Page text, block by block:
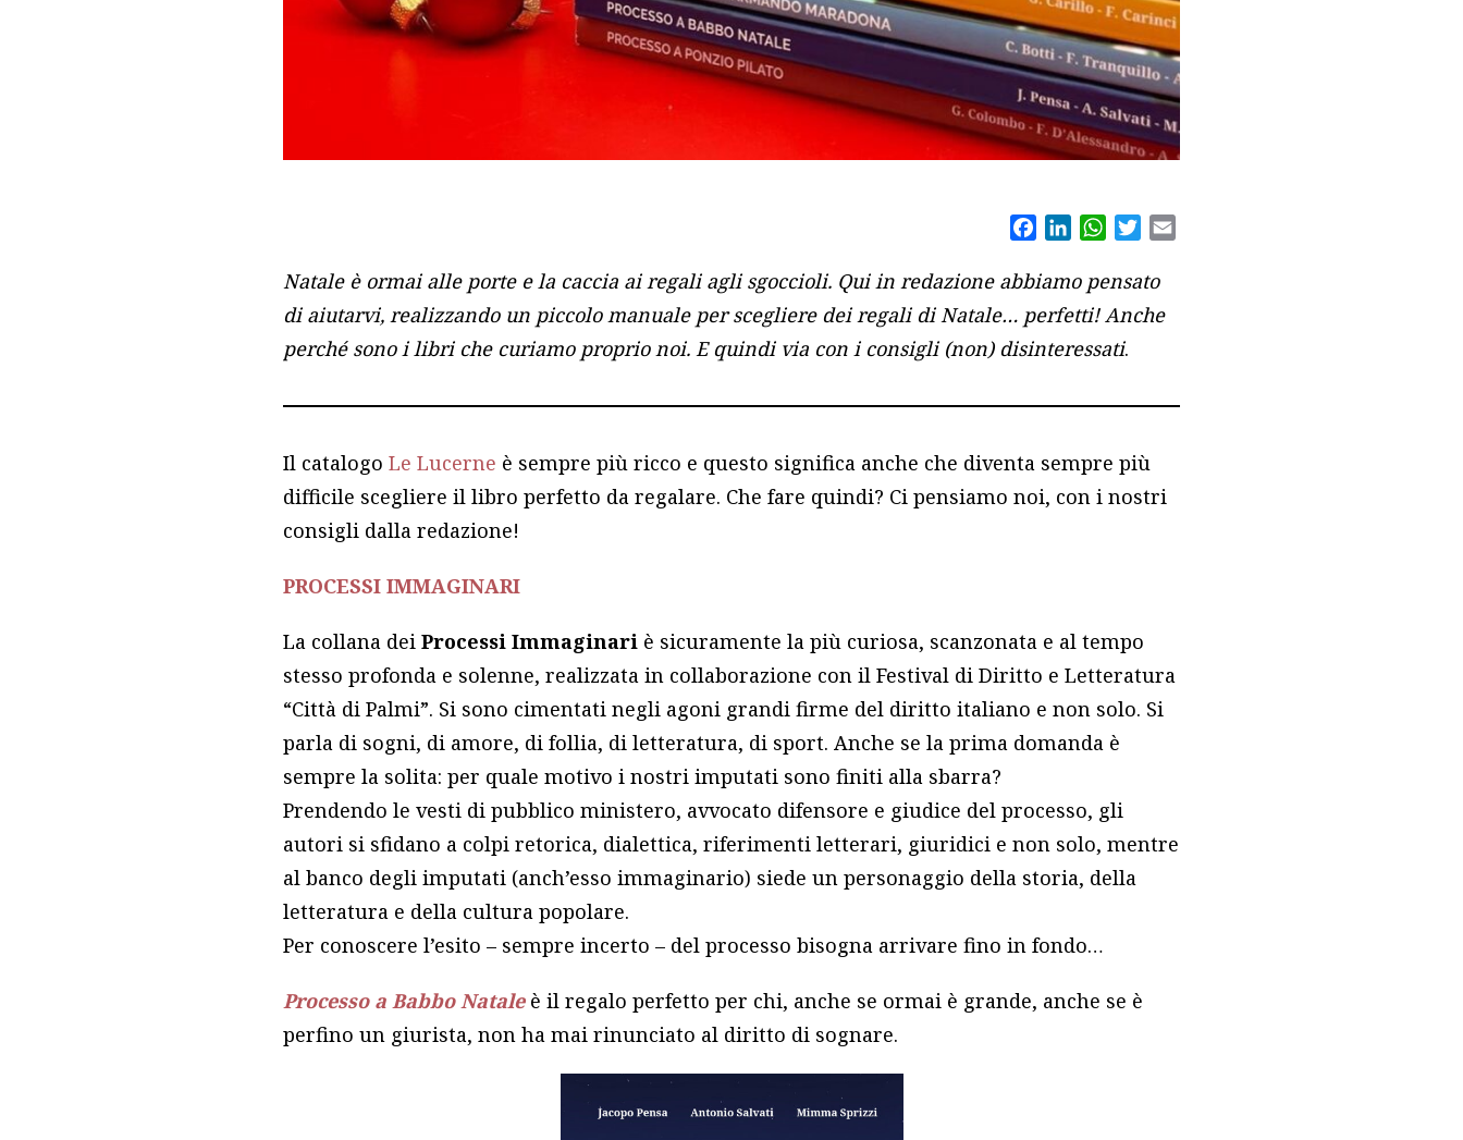
FacebookLinkedInWhatsApp
Twitter
Natale è ormai alle porte e la caccia ai regali agli sgoccioli. Qui in redazione abbiamo pensato
di aiutarvi, realizzando un piccolo manuale per scegliere dei regali di Natale… perfetti! Anche
perché sono i libri che curiamo proprio noi. E quindi via con i consigli (non) disinteressati.
Il catalogoLe Lucerne è sempre più ricco e questo significa anche che diventa sempre più
difficile scegliere il libro perfetto da regalare. Che fare quindi? Ci pensiamo noi, con i nostri
consigli dalla redazione!
PROCESSI IMMAGINARI
La collana deiProcessi Immaginari è sicuramente la più curiosa, scanzonata e al tempo
stesso profonda e solenne, realizzata in collaborazione con il Festival di Diritto e Letteratura
“Città di Palmi”. Si sono cimentati negli agoni grandi firme del diritto italiano e non solo. Si
parla di sogni, di amore, di follia, di letteratura, di sport. Anche se la prima domanda è
sempre la solita: per quale motivo i nostri imputati sono finiti alla sbarra?
Prendendo le vesti di pubblico ministero, avvocato difensore e giudice del processo, gli
autori si sfidano a colpi retorica, dialettica, riferimenti letterari, giuridici e non solo, mentre
al banco degli imputati (anch’esso immaginario) siede un personaggio della storia, della
letteratura e della cultura popolare.
Per conoscere l’esito – sempre incerto – del processo bisogna arrivare fino in fondo…
Processo a Babbo Nataleè il regalo perfetto per chi, anche se ormai è grande, anche se è
perfino un giurista, non ha mai rinunciato al diritto di sognare.